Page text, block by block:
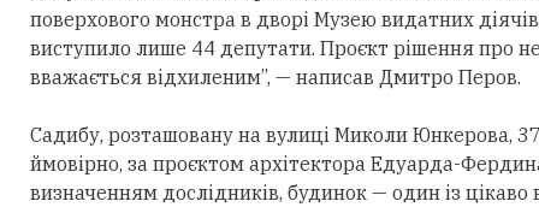
поверхового монстра в дворі Музею видатних
виступило лише 44 депутати. Проєкт рішення про
вважається відхиленим”, — написав Дмитро Перов.
Садибу, розташовану на вулиці Миколи Юнкерова,
ймовірно, за проєктом архітектора Едуарда-
визначенням дослідників, будинок — один із цікаво